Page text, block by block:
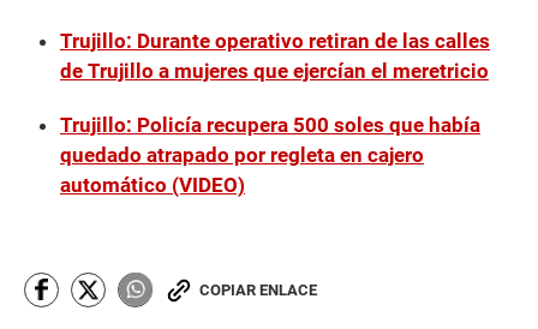
Trujillo: Durante operativo retiran de las calles
de Trujillo a mujeres que ejercían el meretricio
Trujillo: Policía recupera 500 soles que había
quedado atrapado por regleta en cajero
automático (VIDEO)
COPIAR ENLACE